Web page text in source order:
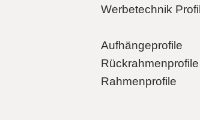
Werbetechnik
Aufhängeprofile
Rückrahmenprofile
Rahmenprofile